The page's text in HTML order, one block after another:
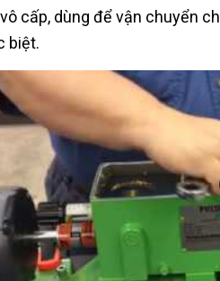
cấp, dùng để vận chuyển
biệt.